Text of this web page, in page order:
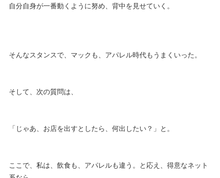
自分自身が一番動くように努め、背中を見せていく。
そんなスタンスで、マックも、アパレル時代もうまくいった。
そして、次の質問は、
「じゃあ、お店を出すとしたら、何出したい？」と。
ここで、私は、飲食も、アパレルも違う。と応え、得意なネット